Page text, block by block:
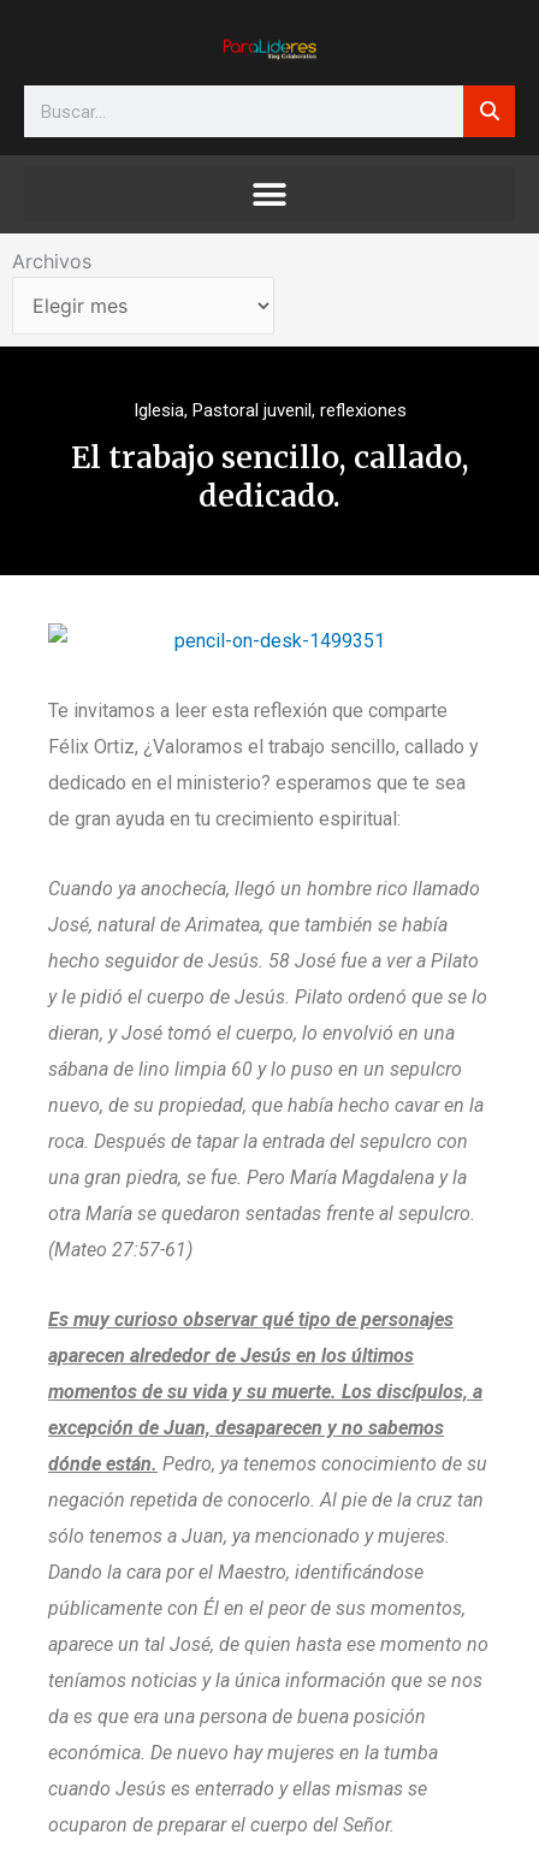
Search
Archivos
Archivos
Iglesia, Pastoral juvenil, reflexiones
El trabajo sencillo, callado,
dedicado.
Te invitamos a leer esta reflexión que comparte
Félix Ortiz, ¿Valoramos el trabajo sencillo, callado y
dedicado en el ministerio? esperamos que te sea
de gran ayuda en tu crecimiento espiritual:
Cuando ya anochecía, llegó un hombre rico llamado
José, natural de Arimatea, que también se había
hecho seguidor de Jesús. 58 José fue a ver a Pilato
y le pidió el cuerpo de Jesús. Pilato ordenó que se lo
dieran, y José tomó el cuerpo, lo envolvió en una
sábana de lino limpia 60 y lo puso en un sepulcro
nuevo, de su propiedad, que había hecho cavar en la
roca. Después de tapar la entrada del sepulcro con
una gran piedra, se fue. Pero María Magdalena y la
otra María se quedaron sentadas frente al sepulcro.
(Mateo 27:57-61)
Es muy curioso observar qué tipo de personajes
aparecen alrededor de Jesús en los últimos
momentos de su vida y su muerte. Los discípulos, a
excepción de Juan, desaparecen y no sabemos
dónde están. Pedro, ya tenemos conocimiento de su
negación repetida de conocerlo. Al pie de la cruz tan
sólo tenemos a Juan, ya mencionado y mujeres.
Dando la cara por el Maestro, identificándose
públicamente con Él en el peor de sus momentos,
aparece un tal José, de quien hasta ese momento no
teníamos noticias y la única información que se nos
da es que era una persona de buena posición
económica. De nuevo hay mujeres en la tumba
cuando Jesús es enterrado y ellas mismas se
ocuparon de preparar el cuerpo del Señor.